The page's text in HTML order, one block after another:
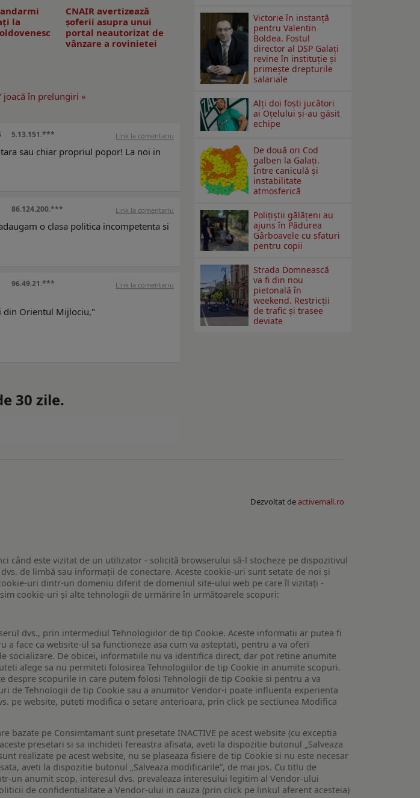
la
CNAIR avertizează
șoferii asupra unui
portal neautorizat de
vânzare a rovinietei
joacă în prelungiri »
5.13.151.*** Link la comentariu
sau chiar propriul popor! La noi in
86.124.200.*** Link la comentariu
o clasa politica incompetenta si
96.49.21.*** Link la comentariu
din Orientul Mijlociu,"
30 zile.
Victorie în instanță
pentru Valentin
Boldea. Fostul
director al DSP Galați
revine în instituție și
primește drepturile
salariale
Alți doi foști jucători
ai Oțelului și-au găsit
echipe
De două ori Cod
galben la Galaţi.
Între caniculă şi
instabilitate
atmosferică
Polițiștii gălățeni au
ajuns în Pădurea
Gârboavele cu sfaturi
pentru copii
Strada Domnească
va fi din nou
pietonală în
weekend. Restricţii
de trafic şi trasee
deviate
Dezvoltat deactivemall.ro
când este vizitat de un utilizator - solicită browserului să-l stocheze pe dispozitivul
de limbă sau informații de conectare. Aceste cookie-uri sunt setate de noi și
uri dintr-un domeniu diferit de domeniul site-ului web pe care îl vizitați -
cookie-uri și alte tehnologii de urmărire în următoarele scopuri:
dvs., prin intermediul Tehnologiilor de tip Cookie. Aceste informatii ar putea fi
face ca website-ul sa functioneze asa cum va asteptati, pentru a va oferi
De obicei, informatiile nu va identifica direct, dar pot retine anumite
alege sa nu permiteti folosirea Tehnologiilor de tip Cookie in anumite scopuri.
scopurile in care putem folosi Tehnologii de tip Cookie si pentru a va
de Tehnologii de tip Cookie sau a anumitor Vendor-i poate influenta experienta
pe website, puteti modifica o setare anterioara, prin click pe sectiunea Modifica
pe Consimtamant sunt presetate INACTIVE pe acest website (cu exceptia
presetari si sa inchideti fereastra afisata, aveti la dispozitie butonul „Salveaza
realizate pe acest website, nu se plaseaza fisiere de tip Cookie si nu este necesar
aveti la dispozitie butonul „Salveaza modificarile”, de mai jos. Cu titlu de
un anumit scop, interesul dvs. prevaleaza interesului legitim al Vendor-ului
de confidentialitate a Vendor-ului in cauza (prin click pe linkul aferent acesteia)